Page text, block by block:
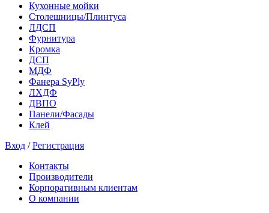
Кухонные мойки
Столешницы/Плинтуса
ЛДСП
Фурнитура
Кромка
ДСП
МДФ
Фанера SyPly
ЛХДФ
ДВПО
Панели/Фасады
Клей
Вход /Регистрация
Контакты
Производители
Корпоративным клиентам
О компании